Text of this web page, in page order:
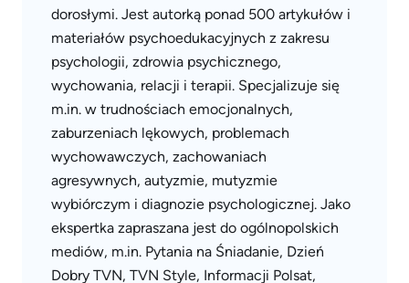
dorosłymi. Jest autorką ponad 500 artykułów i
materiałów psychoedukacyjnych z zakresu
psychologii, zdrowia psychicznego,
wychowania, relacji i terapii. Specjalizuje się
m.in. w trudnościach emocjonalnych,
zaburzeniach lękowych, problemach
wychowawczych, zachowaniach
agresywnych, autyzmie, mutyzmie
wybiórczym i diagnozie psychologicznej. Jako
ekspertka zapraszana jest do ogólnopolskich
mediów, m.in. Pytania na Śniadanie, Dzień
Dobry TVN, TVN Style, Informacji Polsat,